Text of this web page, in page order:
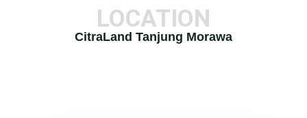
LOCATION
CitraLand Tanjung Morawa